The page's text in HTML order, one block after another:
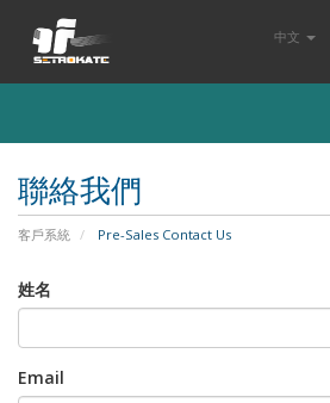
中文
聯絡我們
客戶系統 Pre-Sales Contact Us
姓名
Email